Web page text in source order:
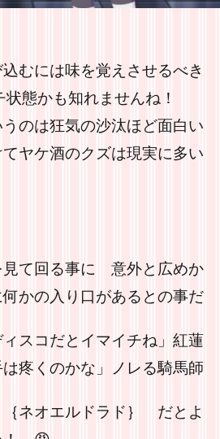
むには味を覚えさせるべき
態かも知れませんね！
のは狂気の沙汰ほど面白い
ヤケ酒のクズは現実に多い
見て回る事に 意外と広めか
かの入り口があるとの事だ
スコだとイマイチね」紅蓮
疼くのかな」ノレる騎馬師
ネオエルドラド｝ だとよ